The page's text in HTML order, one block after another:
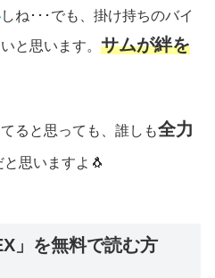
しね･･･でも、掛け持ちのバイ
と思います。 サムが絆を
ると思っても、誰しも全力
と思いますよ🐧
」を無料で読む方